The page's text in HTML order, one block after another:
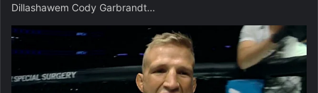
Dillashawem Cody Garbrandt…